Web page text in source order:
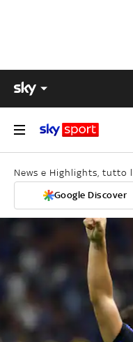
News e Highlights, tutto
Google Discover